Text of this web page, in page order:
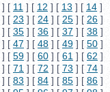
] [ 11 ] [ 12 ] [ 13 ] [ 14 ]
] [ 23 ] [ 24 ] [ 25 ] [ 26 ]
] [ 35 ] [ 36 ] [ 37 ] [ 38 ]
] [ 47 ] [ 48 ] [ 49 ] [ 50 ]
] [ 59 ] [ 60 ] [ 61 ] [ 62 ]
] [ 71 ] [ 72 ] [ 73 ] [ 74 ]
] [ 83 ] [ 84 ] [ 85 ] [ 86 ]